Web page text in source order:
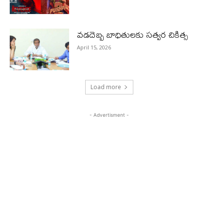
వడదెబ్బ బాధితులకు సత్వర చికిత్స
April 15, 2026
Load more
- Advertisment -